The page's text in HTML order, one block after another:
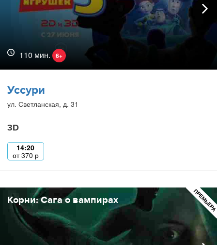
110 мин. 6+
Уссури
ул. Светланская, д. 31
3D
14:20
от370 р
Корни: Сага о вампирах